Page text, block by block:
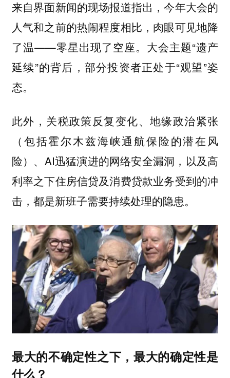
来自界面新闻的现场报道指出，今年大会的
人气和之前的热闹程度相比，肉眼可见地降
了温——零星出现了空座。大会主题“遗产
延续”的背后，部分投资者正处于“观望”姿
态。
此外，关税政策反复变化、地缘政治紧张
（包括霍尔木兹海峡通航保险的潜在风
险）、AI迅猛演进的网络安全漏洞，以及高
利率之下住房信贷及消费贷款业务受到的冲
击，都是新班子需要持续处理的隐患。
最大的不确定性之下，最大的确定性是
什么？